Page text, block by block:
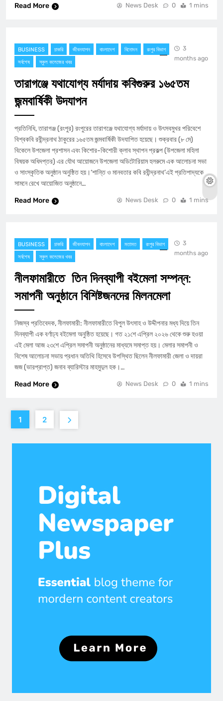
Read More
News Desk 0 1 mins
BUSINESS চাকরি জীবনযাপন বাংলাদেশ বিনোদন
রংপুর বিভাগ
সর্বশেষ
স্কুল কলেজের খবর
3
months ago
তারাগঞ্জে যথাযোগ্য মর্যাদায় কবিগুরুর ১৬৫তম
জন্মবার্ষিকী উদযাপন
​প্রতিনিধি, তারাগঞ্জ (রংপুর) রংপুরের তারাগঞ্জে যথাযোগ্য মর্যাদায় ও উৎসবমুখর পরিবেশে
বিশ্বকবি রবীন্দ্রনাথ ঠাকুরের ১৬৫তম জন্মবার্ষিকী উদযাপিত হয়েছে। শুক্রবার (৮ মে)
বিকেলে উপজেলা প্রশাসন এবং কিশোর-কিশোরী ক্লাব স্থাপন প্রকল্প (উপজেলা মহিলা
বিষয়ক অধিদপ্তর) এর যৌথ আয়োজনে উপজেলা অডিটোরিয়াম হলরুমে এক আলোচনা সভা
ও সাংস্কৃতিক অনুষ্ঠান অনুষ্ঠিত হয়।​‘শান্তি ও মানবতার কবি রবীন্দ্রনাথ’এই প্রতিপাদ্যকে
সামনে রেখে আয়োজিত অনুষ্ঠানে…
Read More
News Desk 0 1 mins
BUSINESS চাকরি জীবনযাপন বাংলাদেশ মতামত
রংপুর বিভাগ
সর্বশেষ
স্কুল কলেজের খবর
3
months ago
নীলফামারীতে তিন দিনব্যাপী বইমেলা সম্পন্ন:
সমাপনী অনুষ্ঠানে বিশিষ্টজনদের মিলনমেলা
​নিজস্ব প্রতিবেদক, নীলফামারী: নীলফামারীতে বিপুল উৎসাহ ও উদ্দীপনার মধ্য দিয়ে তিন
দিনব্যাপী এক বর্ণাঢ্য বইমেলা অনুষ্ঠিত হয়েছে। গত ২১শে এপ্রিল ২০২৬ থেকে শুরু হওয়া
এই মেলা আজ ২৩শে এপ্রিল সমাপনী অনুষ্ঠানের মাধ্যমে সমাপ্ত হয়। ​মেলার সমাপনী ও
বিশেষ আলোচনা সভায় প্রধান অতিথি হিসেবে উপস্থিত ছিলেন নীলফামারী জেলা ও দায়রা
জজ (ভারপ্রাপ্ত) জনাব ব্যারিস্টার মাহমুদুল হক।…
Read More
News Desk 0 1 mins
1 2